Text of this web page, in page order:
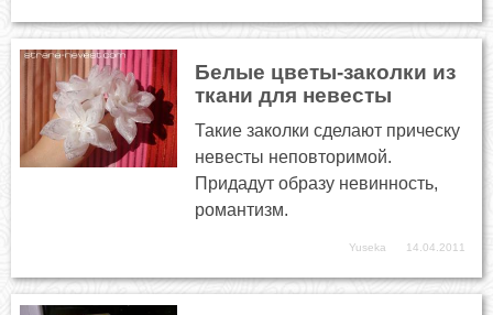
Белые цветы-заколки из
ткани для невесты
Такие заколки сделают прическу
невесты неповторимой.
Придадут образу невинность,
романтизм.
Yuseka 14.04.2011